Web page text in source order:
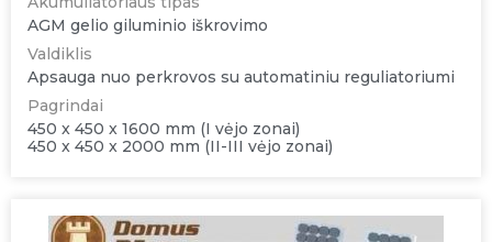
AGM gelio giluminio iškrovimo
Valdiklis
Apsauga nuo perkrovos su automatiniu reguliatoriumi
Pagrindai
450 x 450 x 1600 mm (I vėjo zonai)
450 x 450 x 2000 mm (II-III vėjo zonai)